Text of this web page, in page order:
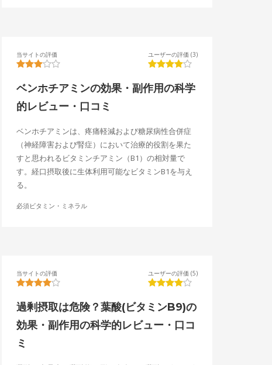
当サイトの評価 ユーザーの評価 (3)
ベンホチアミンの効果・副作用の科学
的レビュー・口コミ
ベンホチアミンは、疼痛軽減および糖尿病性合併症
（神経障害および腎症）において治療的役割を果た
すと思われるビタミンチアミン（B1）の相対量で
す。経口摂取後に生体利用可能なビタミンB1を与え
る。
必須ビタミン・ミネラル
当サイトの評価 ユーザーの評価 (5)
過剰摂取は危険？葉酸(ビタミンB9)の
効果・副作用の科学的レビュー・口コ
ミ